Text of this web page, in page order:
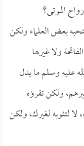
الموتى؟
بعض العلماء ولكن
ولا غيرها
عليه وسلم ما يدل
ولكن تقرؤه
لتثوبه لغيرك، ولكن